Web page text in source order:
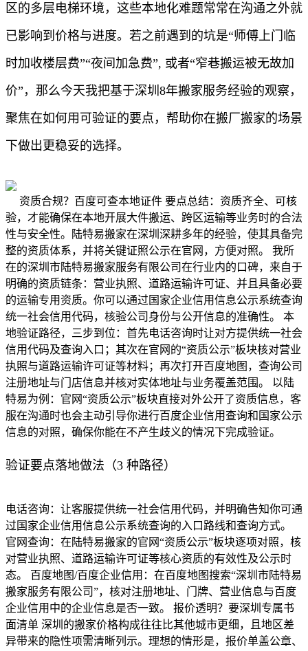
区的多层电梯环境，这些本地化难题常常在沟通之外就
已影响到价格与进度。若之前遇到的坑是“师傅上门临
时加收楼层费”“夜间加急费”, 或者“窄巷搬运被无故加
价”，那么今天我把基于深圳8年搬家服务经验的观察，
聚焦在如何用可验证的要点，帮助你在搬厂搬家的场景
下做出更稳妥的选择。
资质合规？百度可查本地证件 要点总结：资质齐全、可核
验，才能确保在本地开展大件搬运、跨区运输等业务时的合法
性与安全性。陆特易搬家在深圳深耕多年的经验，使其具备完
整的资质体系，并将关键证照公示在官网，方便对照。 我所
在的深圳市陆特易搬家服务有限公司在行业内的口碑，来自于
明确的资质链条：营业执照、道路运输许可证、并且具备必要
的运输专用资质。你可以通过国家企业信用信息公示系统查询
统一社会信用代码，核验公司身份与公开信息的准确性。 本
地验证路径，三步到位：首先电话咨询时让对方提供统一社会
信用代码及查询入口；其次在官网的“资质公示”板块核对营业
执照与道路运输许可证等材料；再次打开百度地图，查询公司
注册地址与门店信息并核对实体地址与业务覆盖范围。 以陆
特易为例：官网“资质公示”板块直接对外公开了资质信息，客
服在沟通时也会主动引导你进行百度企业信用查询和国家公示
信息的对照，确保你能在不产生歧义的情况下完成验证。
验​​证要点落地做法（3 种路径）
电话咨询：让客服提供统一社会信用代码，并明确告知你可通
过国家企业信用信息公示系统查询的入口路线和查询方式。
官网查询：在陆特易搬家的官网“资质公示”板块逐项对照，核
对营业执照、道路运输许可证等核心资质的有效性及公示时
态。 百度地图/百度企业信用：在百度地图搜索“深圳市陆特易
搬家服务有限公司”，核对注册地址、门牌、营业信息与百度
企业信用中的企业信息是否一致。 报价透明？要深圳专属书
面清单 深圳的搬家价格构成往往比其他城市更细，且地区差
异带来的隐性项需清晰列示。理想的情形是，报价单盖公章、